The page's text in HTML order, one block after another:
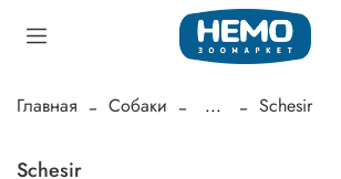
Главная Собаки ... Schesir
Schesir